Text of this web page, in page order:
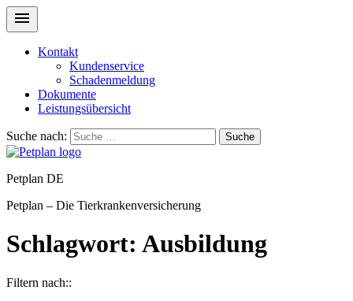
Kontakt
Kundenservice
Schadenmeldung
Dokumente
Leistungsübersicht
Suche nach: Suche
Petplan DE
Petplan – Die Tierkrankenversicherung
Schlagwort: Ausbildung
Filtern nach::